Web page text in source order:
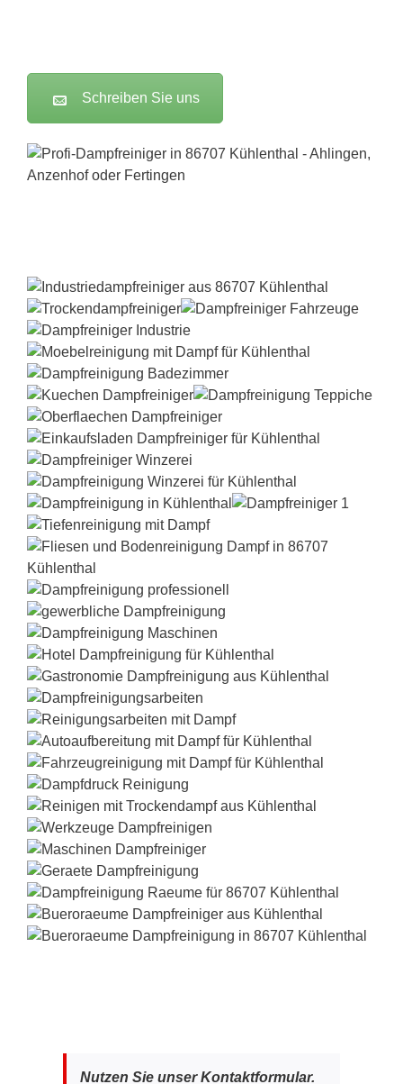
Schreiben Sie uns
Nutzen Sie unser Kontaktformular.